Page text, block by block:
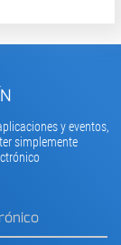
y eventos,
simplemente